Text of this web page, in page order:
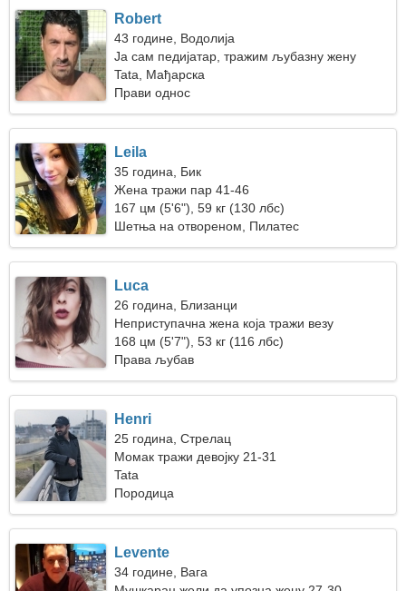
Robert
43 године, Водолија
Ја сам педијатар, тражим љубазну жену
Tata, Мађарска
Прави однос
Leila
35 година, Бик
Жена тражи пар 41-46
167 цм (5'6"), 59 кг (130 лбс)
Шетња на отвореном, Пилатес
Luca
26 година, Близанци
Неприступачна жена која тражи везу
168 цм (5'7"), 53 кг (116 лбс)
Права љубав
Henri
25 година, Стрелац
Момак тражи девојку 21-31
Tata
Породица
Levente
34 године, Вага